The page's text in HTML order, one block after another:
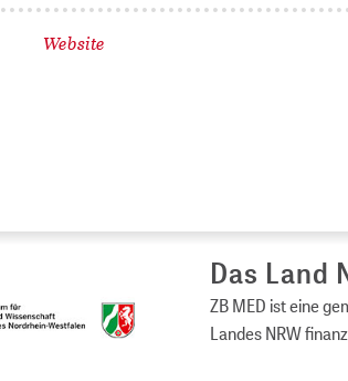
Website
Das Land
ZB MED ist eine
Landes NRW finanziert wird.